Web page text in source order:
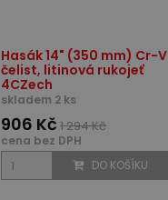
Hasák 14" (350 mm) Cr-V
čelist, litinová rukojeť
4CZech
skladem 2 ks
906 Kč 1 294 Kč
cena bez DPH
DO KOŠÍKU